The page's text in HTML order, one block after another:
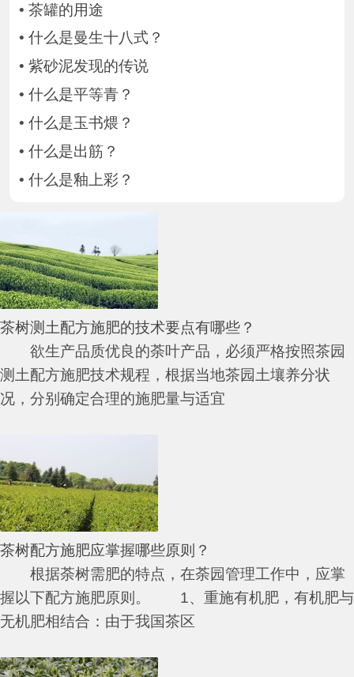
• 茶罐的用途
• 什么是曼生十八式？
• 紫砂泥发现的传说
• 什么是平等青？
• 什么是玉书煨？
• 什么是出筋？
• 什么是釉上彩？
茶树测土配方施肥的技术要点有哪些？
欲生产品质优良的荼叶产品，必须严格按照茶园
测土配方施肥技术规程，根据当地茶园土壤养分状
况，分别确定合理的施肥量与适宜
茶树配方施肥应掌握哪些原则？
根据荼树需肥的特点，在荼园管理工作中，应掌
握以下配方施肥原则。 1、重施有机肥，有机肥与
无机肥相结合：由于我国茶区